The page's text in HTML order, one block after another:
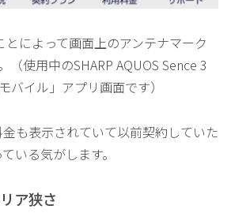
によって画面上のアンテナマーク
（使用中のSHARP AQUOS Sence 3
バイル」アプリ画面です）
も表示されていて以前契約していた
いる気がします。
ア狭さ